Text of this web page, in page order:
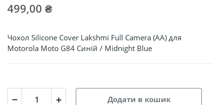
499,00 ₴
Чохол Silicone Cover Lakshmi Full Camera (AA) для
Motorola Moto G84 Синій / Midnight Blue
Додати в кошик